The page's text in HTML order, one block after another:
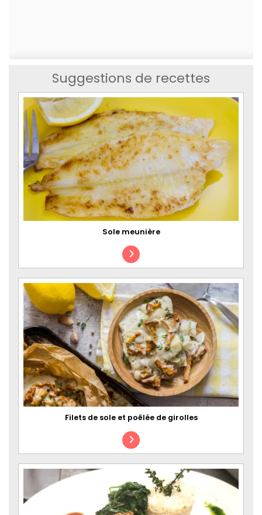
Suggestions de recettes
Sole meunière
Filets de sole et poêlée de girolles